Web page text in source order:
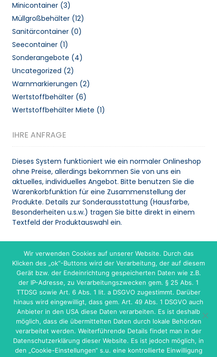
Minicontainer (3)
Müllgroßbehälter (12)
Sanitärcontainer (0)
Seecontainer (1)
Sonderangebote (4)
Uncategorized (2)
Warnmarkierungen (2)
Wertstoffbehälter (6)
Wertstoffbehälter Miete (1)
IHRE ANFRAGE
Dieses System funktioniert wie ein normaler Onlineshop
ohne Preise, allerdings bekommen Sie von uns ein
aktuelles, individuelles Angebot. Bitte benutzen Sie die
Warenkorbfunktion für eine Zusammenstellung der
Produkte. Details zur Sonderausstattung (Hausfarbe,
Besonderheiten u.s.w.) tragen Sie bitte direkt in einem
Textfeld der Produktauswahl ein.
WARENKORB
Es befinden sich keine Produkte im Warenkorb.
onlineprojekt.de
Wir verwenden Cookies auf unserer Website. Durch das
Klicken des „ok“-Buttons wird der Verarbeitung, der auf diesem
Gerät bzw. der Endeinrichtung gespeicherten Daten wie z.B.
der IP-Adresse, zu Verarbeitungszwecken gem. § 25 Abs. 1
TTDSG sowie Art. 6 Abs. 1 lit. a DSGVO zugestimmt. Darüber
hinaus wird eingewilligt, dass gem. Art. 49 Abs. 1 DSGVO auch
Anbieter in den USA diese Daten verarbeiten. Es ist deshalb
möglich, dass die übermittelten Daten durch lokale Behörden
verarbeitet werden. Weiterführende Details findet man in der
Datenschutzerklärung dieser Website. Es ist jedoch möglich, in
den „Cookie-Einstellungen“ s.u. eine kontrollierte Einwilligung